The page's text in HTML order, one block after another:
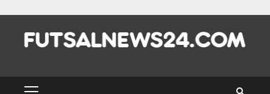
content